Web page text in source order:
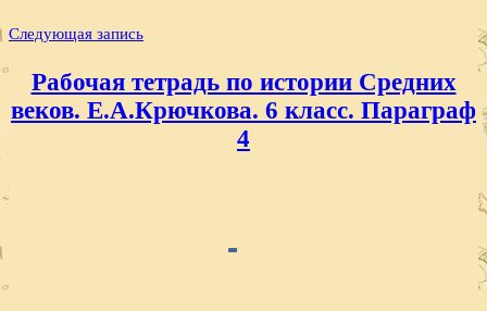
Следующая запись
Рабочая тетрадь по истории Средних
веков. Е.А.Крючкова. 6 класс. Параграф
4